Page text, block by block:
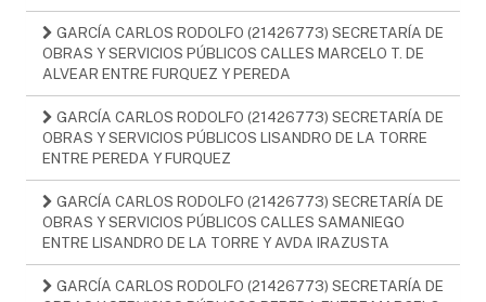
GARCÍA CARLOS RODOLFO (21426773) SECRETARÍA DE
OBRAS Y SERVICIOS PÚBLICOS CALLES MARCELO T. DE
ALVEAR ENTRE FURQUEZ Y PEREDA
GARCÍA CARLOS RODOLFO (21426773) SECRETARÍA DE
OBRAS Y SERVICIOS PÚBLICOS LISANDRO DE LA TORRE
ENTRE PEREDA Y FURQUEZ
GARCÍA CARLOS RODOLFO (21426773) SECRETARÍA DE
OBRAS Y SERVICIOS PÚBLICOS CALLES SAMANIEGO
ENTRE LISANDRO DE LA TORRE Y AVDA IRAZUSTA
GARCÍA CARLOS RODOLFO (21426773) SECRETARÍA DE